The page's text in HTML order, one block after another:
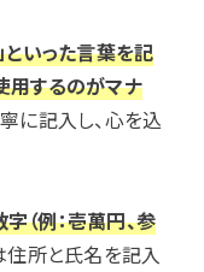
といった言葉を記
用するのがマナ
に記入し、心を込
（例：壱萬円、参
住所と氏名を記入